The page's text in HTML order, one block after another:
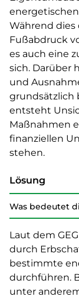
Während dies
Fußabdruck
es auch eine
sich. Darüber
und
grundsätzlich
entsteht
Maßnahmen
finanziellen
stehen.
Lösung
Was bedeutet
Laut dem
durch
bestimmte
durchführen.
unter